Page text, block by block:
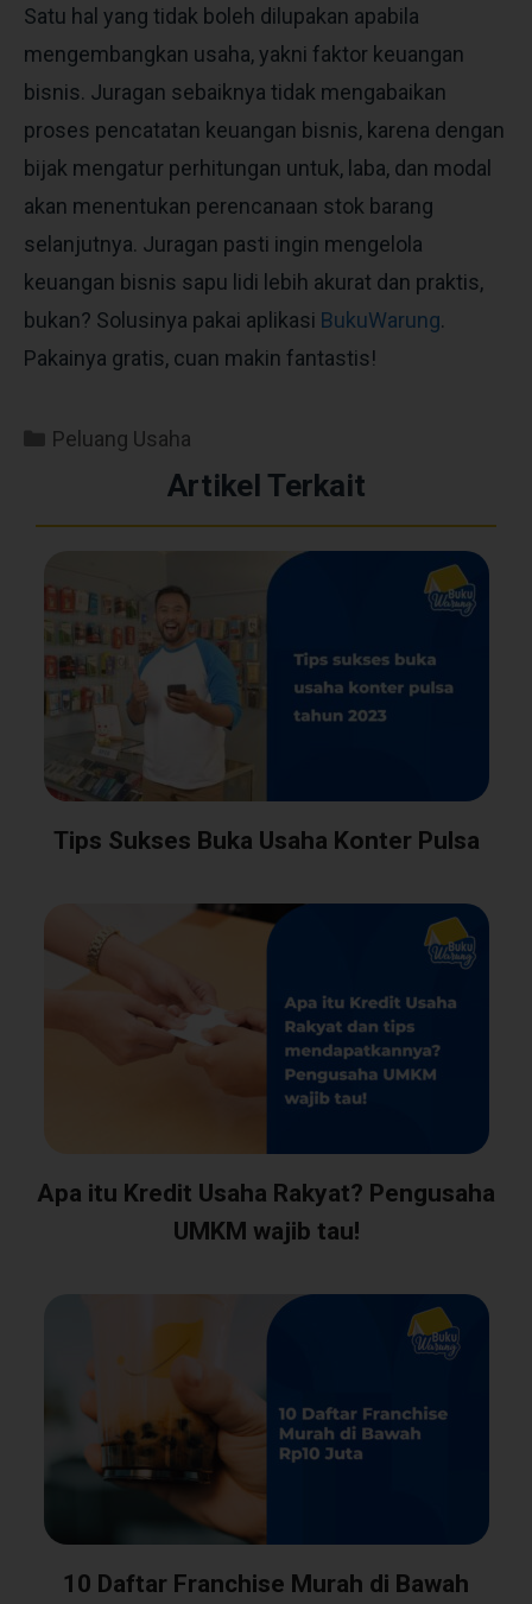
Satu hal yang tidak boleh dilupakan apabila
mengembangkan usaha, yakni faktor keuangan
bisnis. Juragan sebaiknya tidak mengabaikan
proses pencatatan keuangan bisnis, karena dengan
bijak mengatur perhitungan untuk, laba, dan modal
akan menentukan perencanaan stok barang
selanjutnya. Juragan pasti ingin mengelola
keuangan bisnis sapu lidi lebih akurat dan praktis,
bukan? Solusinya pakai aplikasi BukuWarung.
Pakainya gratis, cuan makin fantastis!
Peluang Usaha
Artikel Terkait
Tips Sukses Buka Usaha Konter Pulsa
Apa itu Kredit Usaha Rakyat? Pengusaha
UMKM wajib tau!
10 Daftar Franchise Murah di Bawah